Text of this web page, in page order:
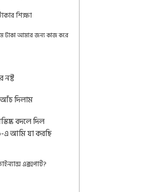
শিক্ষা
টাকা আমার জন্য কাজ করে
আঁচ দিলাম
বদলে দিল
এ আমি যা করছি
এক্সপার্ট?